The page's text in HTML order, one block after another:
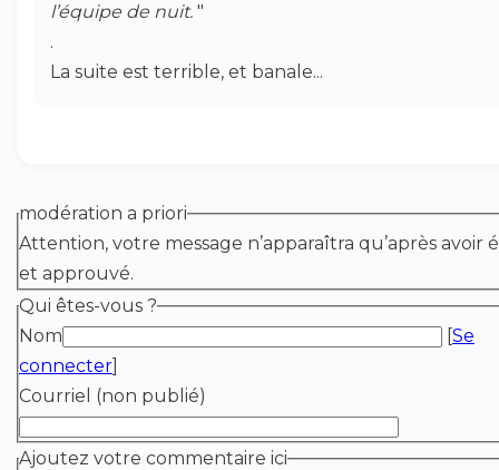
l’équipe de nuit. "
.
La suite est terrible, et banale...
modération a priori
Attention, votre message n’apparaîtra qu’après avoir
et approuvé.
Qui êtes-vous ?
Nom
[Se
connecter]
Courriel (non publié)
Ajoutez votre commentaire ici